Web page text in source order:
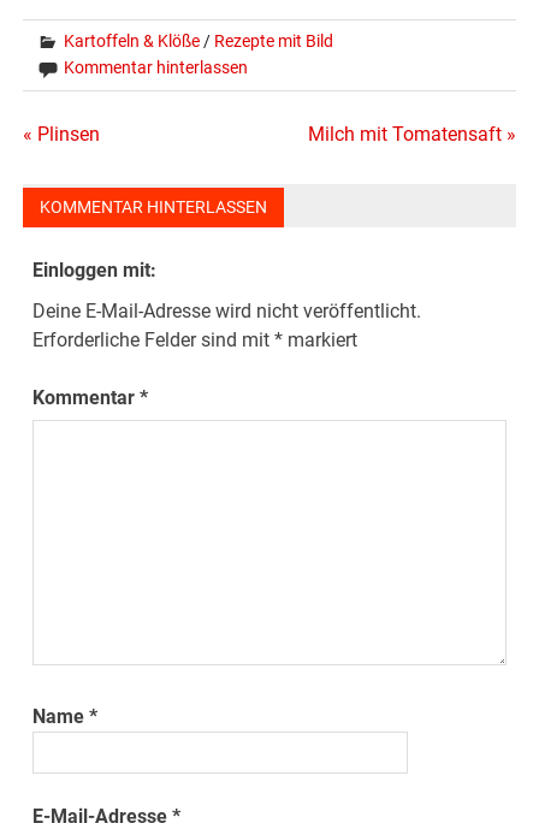
Kartoffeln & Klöße / Rezepte mit Bild
Kommentar hinterlassen
Beitragsnavigation
« Plinsen Milch mit Tomatensaft »
KOMMENTAR HINTERLASSEN
Einloggen mit:
Deine E-Mail-Adresse wird nicht veröffentlicht.
Erforderliche Felder sind mit* markiert
Kommentar*
Name*
E-Mail-Adresse*